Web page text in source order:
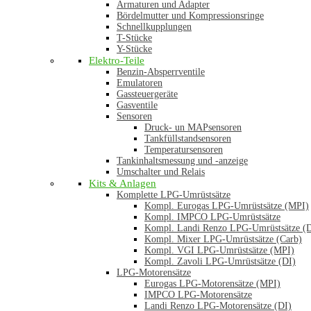
Armaturen und Adapter
Bördelmutter und Kompressionsringe
Schnellkupplungen
T-Stücke
Y-Stücke
Elektro-Teile
Benzin-Absperrventile
Emulatoren
Gassteuergeräte
Gasventile
Sensoren
Druck- un MAPsensoren
Tankfüllstandsensoren
Temperatursensoren
Tankinhaltsmessung und -anzeige
Umschalter und Relais
Kits & Anlagen
Komplette LPG-Umrüstsätze
Kompl. Eurogas LPG-Umrüstsätze (MPI)
Kompl. IMPCO LPG-Umrüstsätze
Kompl. Landi Renzo LPG-Umrüstsätze
Kompl. Mixer LPG-Umrüstsätze (Carb)
Kompl. VGI LPG-Umrüstsätze (MPI)
Kompl. Zavoli LPG-Umrüstsätze (DI)
LPG-Motorensätze
Eurogas LPG-Motorensätze (MPI)
IMPCO LPG-Motorensätze
Landi Renzo LPG-Motorensätze (DI)